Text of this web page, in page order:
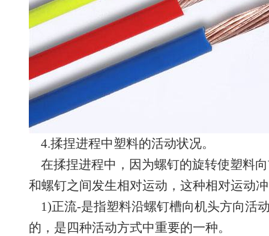
4.揉捏进程中塑料的活动状况。
在揉捏进程中，因为螺钉的旋转使塑料
和螺钉之间发生相对运动，这种相对运动
1)正流-是指塑料沿螺钉槽向机头方向活
的，是四种活动方式中重要的一种。